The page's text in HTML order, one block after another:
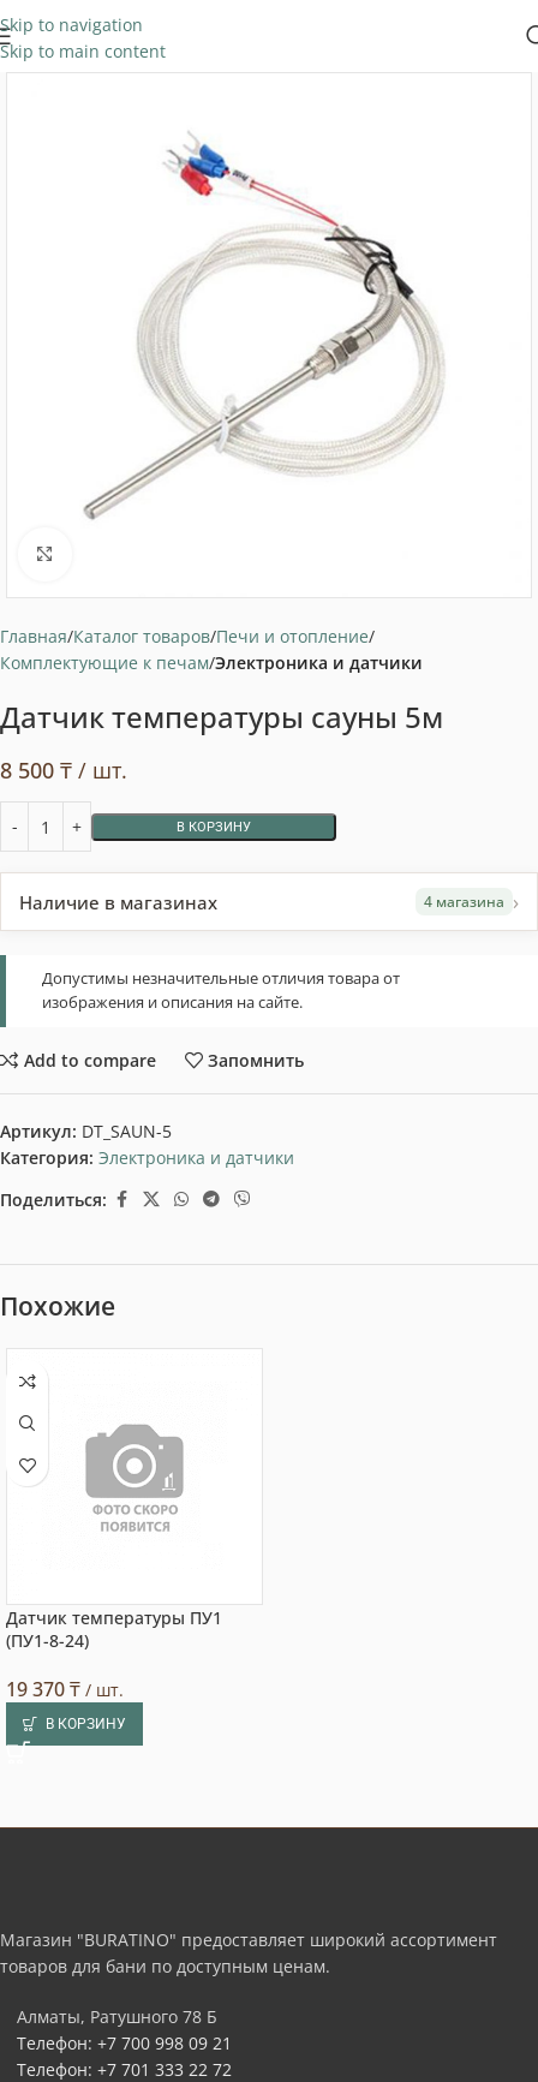
Skip to navigation
Skip to main content
Главная Каталог товаров Печи и отопление
Комплектующие к печам Электроника и датчики
Датчик температуры сауны 5м
8 500 ₸ / шт.
В КОРЗИНУ
Наличие в магазинах 4 магазина ›
Допустимы незначительные отличия товара от
изображения и описания на сайте.
Add to compare Запомнить
Артикул: DT_SAUN-5
Категория: Электроника и датчики
Поделиться:
Похожие
Датчик температуры ПУ1
(ПУ1-8-24)
19 370₸ / шт.
В КОРЗИНУ
Магазин "BURATINO" предоставляет широкий ассортимент
товаров для бани по доступным ценам.
Алматы, Ратушного 78 Б
Телефон: +7 700 998 09 21
Телефон: +7 701 333 22 72